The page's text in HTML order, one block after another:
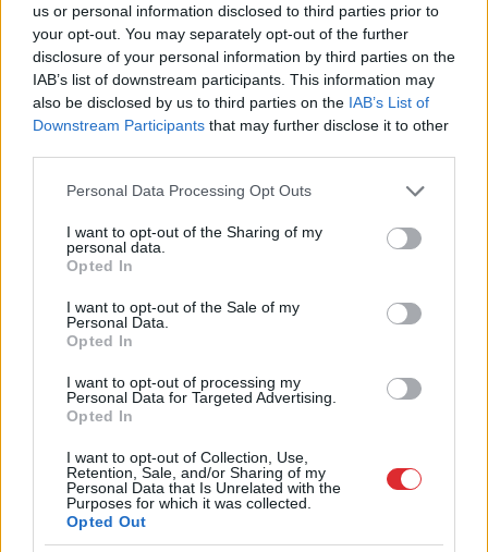
us or personal information disclosed to third parties prior to
your opt-out. You may separately opt-out of the further
disclosure of your personal information by third parties on the
IAB’s list of downstream participants. This information may
also be disclosed by us to third parties on the IAB’s List of
Downstream Participants that may further disclose it to other
Please note that this website/app uses one or more Google
not limited to your visit or usage behaviour. You may click to
grant or deny consent to Google and its third-party tags to
use your data for below specified purposes in below Google
consent section.
Personal Data Processing Opt Outs
I want to opt-out of the Sharing of my
personal data.
Opted In
I want to opt-out of the Sale of my
Personal Data.
Opted In
I want to opt-out of processing my
Personal Data for Targeted Advertising.
Opted In
I want to opt-out of Collection, Use,
Retention, Sale, and/or Sharing of my
Personal Data that Is Unrelated with the
Purposes for which it was collected.
Opted Out
Režisors – Valters Sīlis, māksliniece – Ieva
Kauliņa, skaņu dizains – Arvīds Saulītis,
horeogrāfe – Kristīne Brīniņa, gaismu mākslinieks
– Mārtiņš Feldmanis.
Lomās: Agnese Jēkabsone, Ģirts Krūmiņš, Inese
Kučinska, Laura Jeruma, Kaspars Gods, Anda
Albuže, Madara Kalna, Agnija Dreimane, Kintija
Stūre, Gatis Maliks, Hugo Puriņš, Kārlis Artejevs
un koris “Laiks” (diriģente Ilze Balode,
kormeistars Krišs Pozemkovskis).
Nākamā izrāde: 5. maijā.
Liepājas teātris Rasa Bugavičute-Pēce